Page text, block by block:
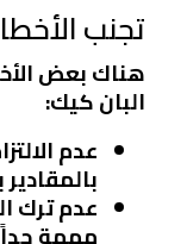
تجنب
هناك بعض
البان كيك:
عدم
عدم ترك
مهمة